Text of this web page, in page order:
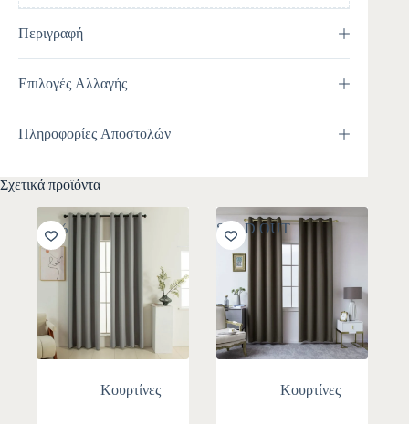
Περιγραφή
Επιλογές Αλλαγής
Πληροφορίες Αποστολών
Σχετικά προϊόντα
-10%
Κουρτίνες
SOLD OUT
Κουρτίνες